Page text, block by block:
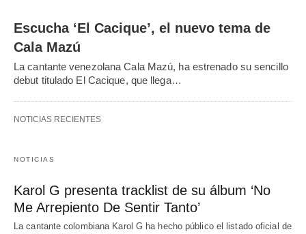
Escucha ‘El Cacique’, el nuevo tema de
Cala Mazú
La cantante venezolana Cala Mazú, ha estrenado su sencillo
debut titulado El Cacique, que llega…
NOTICIAS RECIENTES
NOTICIAS
Karol G presenta tracklist de su álbum ‘No
Me Arrepiento De Sentir Tanto’
La cantante colombiana Karol G ha hecho público el listado oficial de